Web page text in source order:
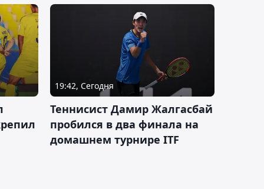
19:42, Сегодня
Теннисист Дамир Жалгасбай
пробился в два финала на
домашнем турнире ITF